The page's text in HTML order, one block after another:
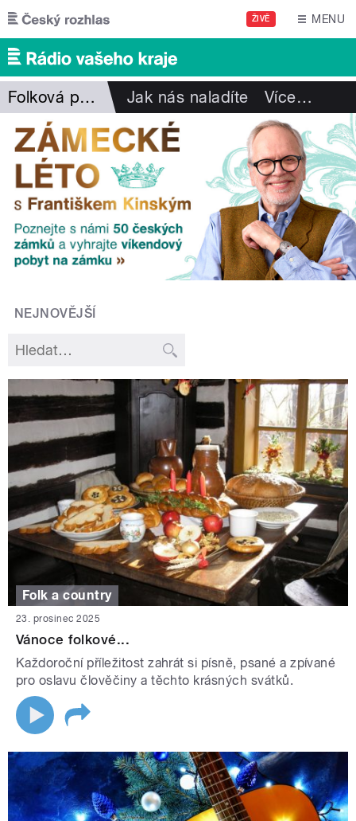
Přejít k hlavnímu obsahu
ŽIVĚ MENU
Folková pohlazení Jak nás naladíte Více…
NEJNOVĚJŠÍ
Folk a country
23. prosinec 2025
Vánoce folkové...
Každoroční příležitost zahrát si písně, psané a zpívané
pro oslavu člověčiny a těchto krásných svátků.